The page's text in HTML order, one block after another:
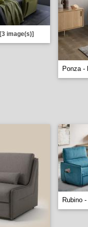
[3 image(s)]
Ponza -
Rubino -